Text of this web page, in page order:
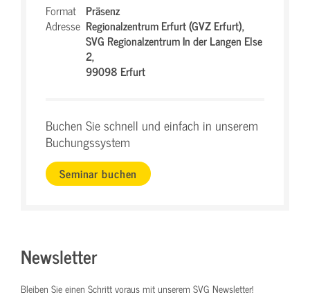
Format Präsenz
Adresse Regionalzentrum Erfurt (GVZ Erfurt),
SVG Regionalzentrum In der Langen Else
2,
99098 Erfurt
Buchen Sie schnell und einfach in unserem
Buchungssystem
Seminar buchen
Newsletter
Bleiben Sie einen Schritt voraus mit unserem SVG Newsletter!